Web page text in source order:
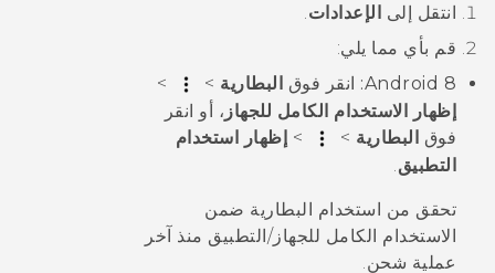
انتقل إلى الإعدادات.
قم بأي مما يلي:
Android 8: انقر فوق البطارية >
>
إظهار الاستخدام الكامل للجهاز ، أو انقر
فوق
البطارية >
> إظهار استخدام
التطبيق.
تحقق من استخدام البطارية ضمن
الاستخدام الكامل للجهاز/التطبيق منذ آخر
عملية شحن.